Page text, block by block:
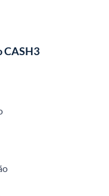
CASH3